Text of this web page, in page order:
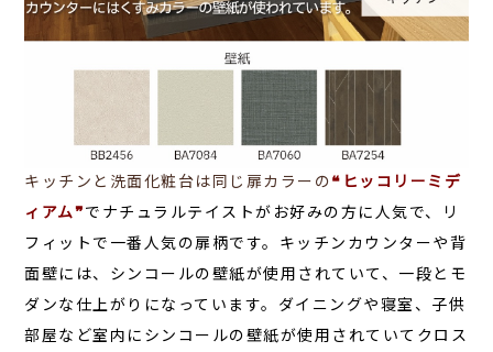
キッチンと洗面化粧台は同じ扉カラーの❝ヒッコリーミデ
ィアム❞でナチュラルテイストがお好みの方に人気で、リ
フィットで一番人気の扉柄です。キッチンカウンターや背
面壁には、シンコールの壁紙が使用されていて、一段とモ
ダンな仕上がりになっています。ダイニングや寝室、子供
部屋など室内にシンコールの壁紙が使用されていてクロス